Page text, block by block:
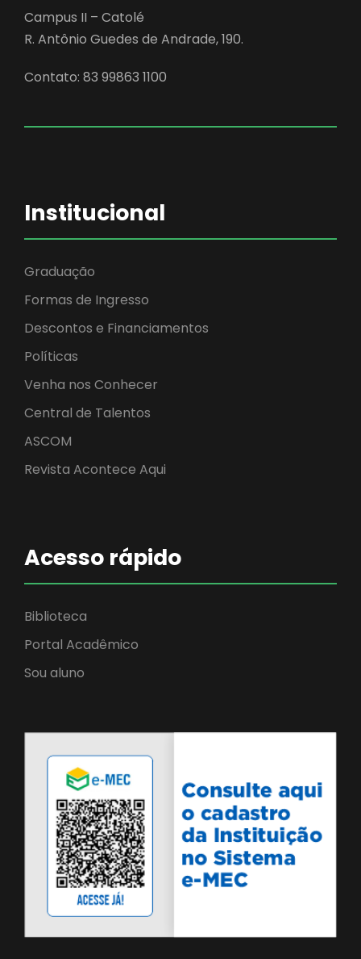
Campus II – Catolé
R. Antônio Guedes de Andrade, 190.
Contato: 83 99863 1100
Institucional
Graduação
Formas de Ingresso
Descontos e Financiamentos
Políticas
Venha nos Conhecer
Central de Talentos
ASCOM
Revista Acontece Aqui
Acesso rápido
Biblioteca
Portal Acadêmico
Sou aluno